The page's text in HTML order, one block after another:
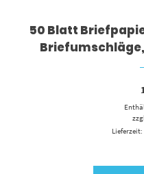
50 Blatt
Lieferzeit: